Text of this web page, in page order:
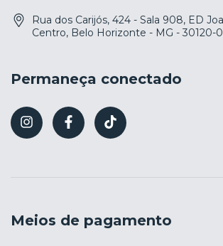
Rua dos Carijós, 424 - Sala 908, ED
Centro, Belo Horizonte - MG - 30120-
Permaneça conectado
Meios de pagamento